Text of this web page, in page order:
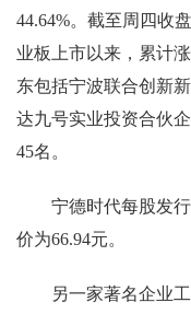
44.64%。截至周四收
业板上市以来，累计
东包括宁波联合创新
达九号实业投资合伙
45名。
宁德时代每股发
价为66.94元。
另一家著名企业